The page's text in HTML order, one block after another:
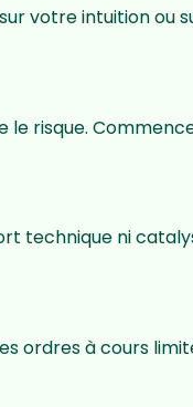
votre intuition ou
risque.
technique ni
ordres à cours